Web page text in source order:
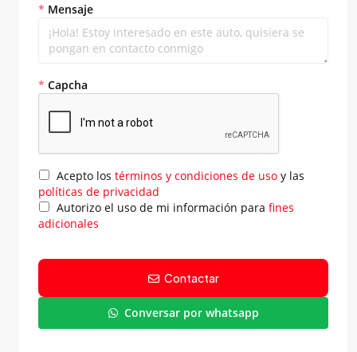
* Mensaje
* Capcha
Acepto los términos y condiciones de uso y las
políticas de privacidad
Autorizo el uso de mi información para fines
adicionales
Contactar
Conversar por whatsapp